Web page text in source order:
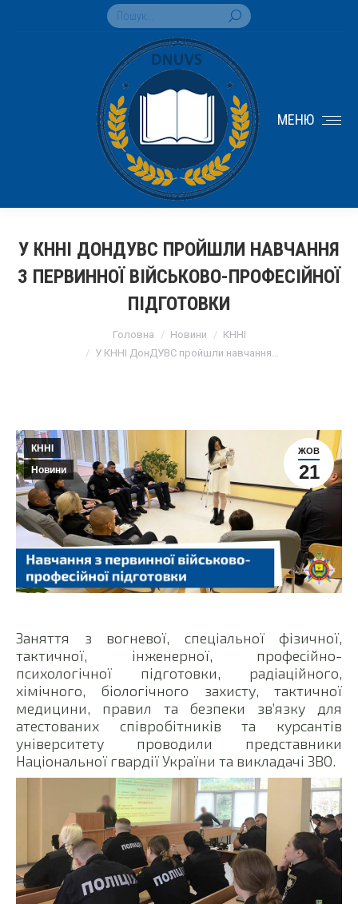
Search:
МЕНЮ
У КННІ ДОНДУВС ПРОЙШЛИ НАВЧАННЯ
З ПЕРВИННОЇ ВІЙСЬКОВО-ПРОФЕСІЙНОЇ
ПІДГОТОВКИ
Головна Новини
КННІ
У КННІ ДонДУВС пройшли навчання…
ЖОВ
21
КННІ
Новини
Заняття з вогневої, спеціальної фізичної,
тактичної, інженерної, професійно-
психологічної підготовки, радіаційного,
хімічного, біологічного захисту, тактичної
медицини, правил та безпеки зв’язку для
атестованих співробітників та курсантів
університету проводили представники
Національної гвардії України та викладачі ЗВО.